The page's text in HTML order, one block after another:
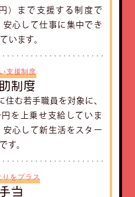
）まで支援する制度で
心して仕事に集中でき
います。
支援制度
制度
住む若手職員を対象に、
を上乗せ支給していま
心して新生活をスター
す。
りをプラス
当